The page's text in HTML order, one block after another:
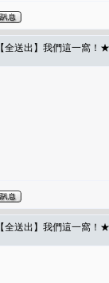
【全送出】我們這一窩
【全送出】我們這一窩